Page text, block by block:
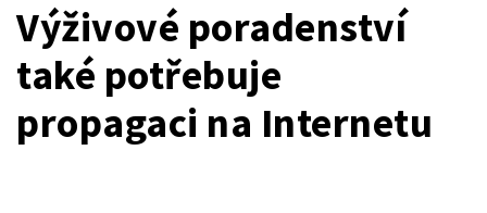
Výživové poradenství
také potřebuje
propagaci na Internetu